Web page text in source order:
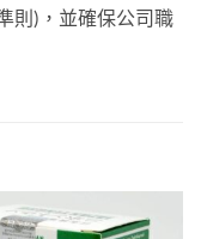
則)，並確保公司職